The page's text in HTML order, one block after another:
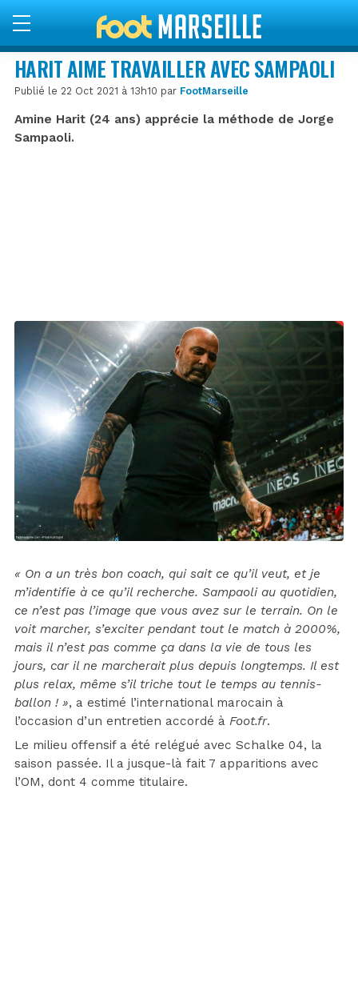
HARIT AIME TRAVAILLER AVEC SAMPAOLI
Publié le 22 Oct 2021 à 13h10 par FootMarseille
Amine Harit (24 ans) apprécie la méthode de Jorge
Sampaoli.
« On a un très bon coach, qui sait ce qu’il veut, et je
m’identifie à ce qu’il recherche. Sampaoli au quotidien,
ce n’est pas l’image que vous avez sur le terrain. On le
voit marcher, s’exciter pendant tout le match à 2000%,
mais il n’est pas comme ça dans la vie de tous les
jours, car il ne marcherait plus depuis longtemps. Il est
plus relax, même s’il triche tout le temps au tennis-
ballon ! », a estimé l’international marocain à
l’occasion d’un entretien accordé à Foot.fr.
Le milieu offensif a été relégué avec Schalke 04, la
saison passée. Il a jusque-là fait 7 apparitions avec
l’OM, dont 4 comme titulaire.